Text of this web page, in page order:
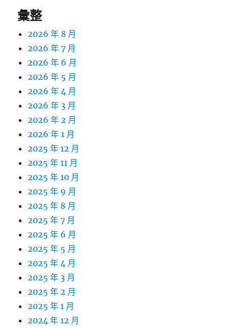
彙整
2026 年 8 月
2026 年 7 月
2026 年 6 月
2026 年 5 月
2026 年 4 月
2026 年 3 月
2026 年 2 月
2026 年 1 月
2025 年 12 月
2025 年 11 月
2025 年 10 月
2025 年 9 月
2025 年 8 月
2025 年 7 月
2025 年 6 月
2025 年 5 月
2025 年 4 月
2025 年 3 月
2025 年 2 月
2025 年 1 月
2024 年 12 月